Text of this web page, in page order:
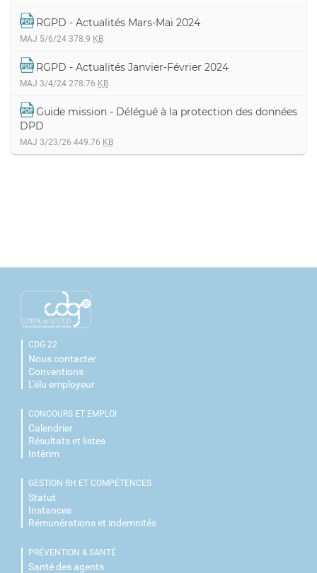
RGPD - Actualités Mars-Mai 2024
MAJ 5/6/24 378.9 KB
RGPD - Actualités Janvier-Février 2024
MAJ 3/4/24 278.76 KB
Guide mission - Délégué à la protection des données
DPD
MAJ 3/23/26 449.76 KB
CDG 22
Nous contacter
Conventions
L'élu employeur
CONCOURS ET EMPLOI
Calendrier
Résultats et listes
Intérim
GESTION RH ET COMPÉTENCES
Statut
Instances
Rémunérations et indemnités
PRÉVENTION & SANTÉ
Santé des agents